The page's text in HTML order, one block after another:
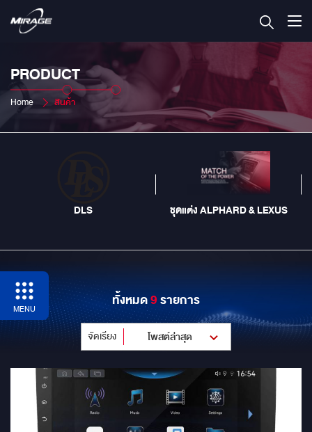
PRODUCT
Home สินค้า
DLS ชุดแต่ง ALPHARD & LEXUS
MENU ทั้งหมด9รายการ
จัดเรียง โพสต์ล่าสุด